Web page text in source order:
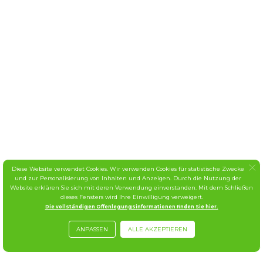
Diese Website verwendet Cookies. Wir verwenden Cookies für statistische Zwecke
und zur Personalisierung von Inhalten und Anzeigen. Durch die Nutzung der
Website erklären Sie sich mit deren Verwendung einverstanden. Mit dem Schließen
dieses Fensters wird Ihre Einwilligung verweigert.
Die vollständigen Offenlegungsinformationen finden Sie hier.
ANPASSEN ALLE AKZEPTIEREN